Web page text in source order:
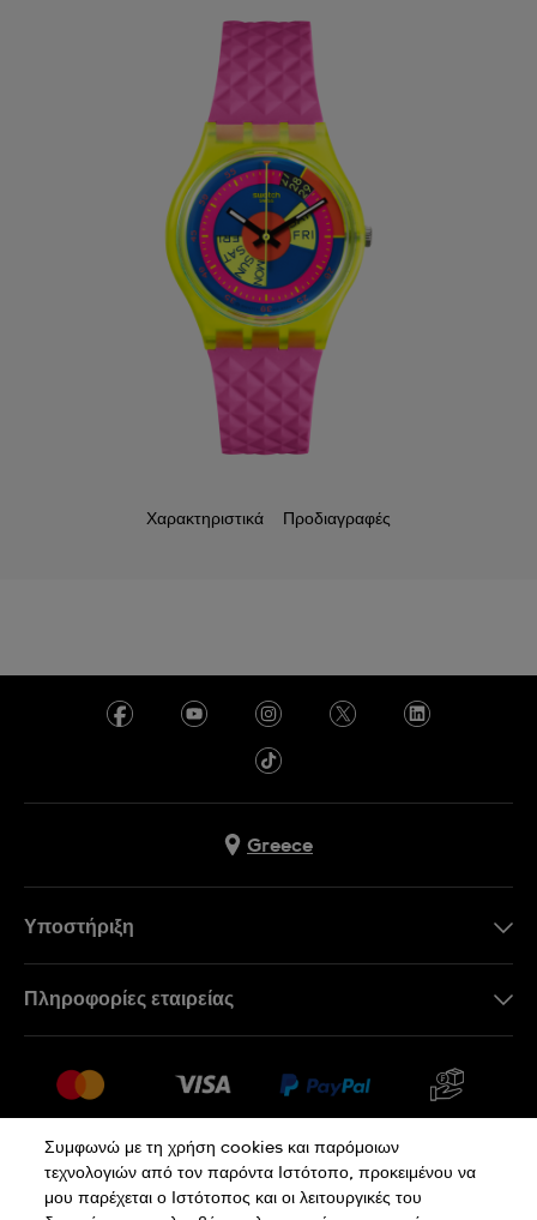
Χαρακτηριστικά Προδιαγραφές
Greece
Υποστήριξη
Επιστροφές
Όροι Πώλησης
Κάνε κλικ εδώ για υπαναχώρηση
Πληροφορίες εταιρείας
Θέσεις Εργασίας
Συμφωνώ με τη χρήση cookies και παρόμοιων
τεχνολογιών από τον παρόντα Ιστότοπο, προκειμένου να
μου παρέχεται ο Ιστότοπος και οι λειτουργικές του